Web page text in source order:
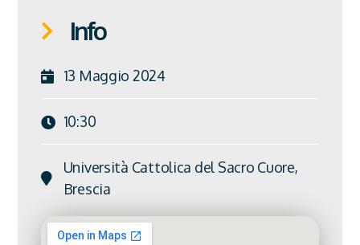
Info
13 Maggio 2024
10:30
Università Cattolica del Sacro Cuore,
Brescia